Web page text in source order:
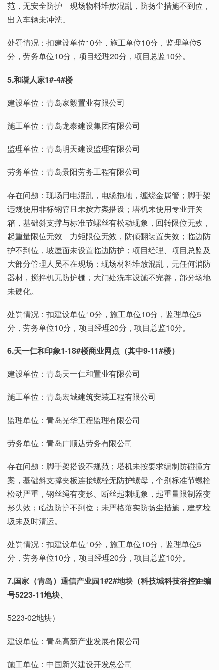
范，无安全防护；现场物料堆放混乱，防扬尘措施不到位，
出入车辆未冲洗。
处罚情况：扣建设单位10分，施工单位10分，监理单位5
分，劳务单位10分，项目经理20分，项目总监10分。
5.和谐人家1#-4#楼
建设单位：青岛家毅置业有限公司
施工单位：青岛龙泰建设集团有限公司
监理单位：青岛明天建设监理有限公司
劳务单位：青岛景阳劳务工程有限公司
存在问题：现场用电混乱，电缆拖地，缠绕金属管；脚手架
违规使用非标钢管且未按方案搭设；塔机未使用专业开关
箱，基础斜支撑与标准节螺丝有松动现象，回转限位无效，
起重量限位无效，力矩限位无效，防倾翻装置失效；临边防
护不到位，坡屋面未设置临边防护；项目经理、项目总监及
大部分管理人员不在现场；现场材料堆放混乱，无任何消防
器材，搅拌机无防护棚；大门处洗车设施不完善，部分场地
未硬化。
处罚情况：扣建设单位10分，施工单位10分，监理单位5
分，劳务单位10分，项目经理20分，项目总监10分。
6.天一仁和印象1-18#楼商业网点（其中9-11#楼）
建设单位：青岛天一仁和置业有限公司
施工单位：青岛宏城建筑安装工程有限公司
监理单位：青岛光华工程监理有限公司
劳务单位：青岛广顺达劳务有限公司
存在问题：脚手架搭设不规范；塔机未按要求编制防碰撞方
案，基础斜支撑夹板连接螺栓无防护螺母，个别标准节螺栓
松动严重，钢丝绳有变形、断丝起刺现象，起重量限制器变
形失效；临边防护不到位；未严格落实防扬尘措施，建筑垃
圾未及时清运。
处罚情况：扣建设单位10分，施工单位10分，监理单位5
分，劳务单位10分，项目经理20分，项目总监10分。
7.国家（青岛）通信产业园1#2#地块（科技城科技谷控距编
号5223-11地块、
5223-02地块）
建设单位：青岛高新产业发展有限公司
施工单位：中国新兴建设开发总公司